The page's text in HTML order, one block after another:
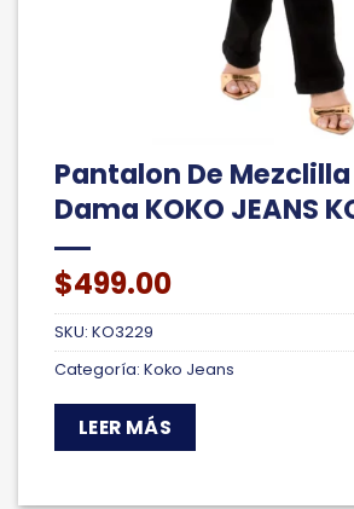
Pantalon De
Dama KOKO JEANS
$499.00
SKU: KO3229
Categoría: Koko Jeans
LEER MÁS